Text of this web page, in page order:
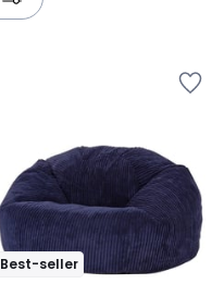
Best-seller